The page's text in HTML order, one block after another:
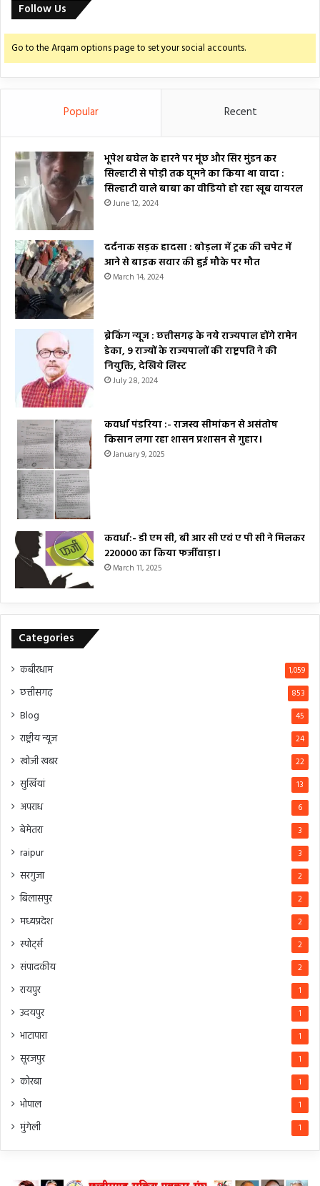
Follow Us
Go to the Arqam options page to set your social accounts.
Popular Recent
भूपेश बघेल के हारने पर मूंछ और सिर मुंडन कर
सिल्हाटी से पोड़ी तक घूमने का किया था वादा :
सिल्हाटी वाले बाबा का वीडियो हो रहा खूब वायरल
June 12, 2024
दर्दनाक सड़क हादसा : बोड़ला में ट्रक की चपेट में
आने से बाइक सवार की हुई मौके पर मौत
March 14, 2024
ब्रेकिंग न्यूज : छत्तीसगढ़ के नये राज्यपाल होंगे रामेन
डेका, 9 राज्यों के राज्यपालों की राष्ट्रपति ने की
नियुक्ति, देखिये लिस्ट
July 28, 2024
कवर्धा पंडरिया :- राजस्व सीमांकन से असंतोष
किसान लगा रहा शासन प्रशासन से गुहार।
January 9, 2025
कवर्धा:- डी एम सी, बी आर सी एवं ए पी सी ने मिलकर
₹220000 का किया फर्जीवाड़ा।
March 11, 2025
Categories
कबीरधाम 1,059
छत्तीसगढ़ 853
Blog 45
राष्ट्रीय न्यूज 24
खोजी खबर 22
सुर्खियां 13
अपराध 6
बेमेतरा 3
raipur 3
सरगुजा 2
बिलासपुर 2
मध्यप्रदेश 2
स्पोर्ट्स 2
संपादकीय 2
रायपुर 1
उदयपुर 1
भाटापारा 1
सूरजपुर 1
कोरबा 1
भोपाल 1
मुंगेली 1